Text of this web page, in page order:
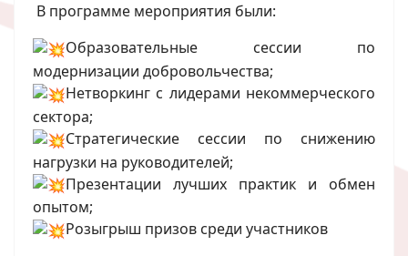
В программе мероприятия были:
Образовательные сессии по
модернизации добровольчества;
Нетворкинг с лидерами некоммерческого
сектора;
Стратегические сессии по снижению
нагрузки на руководителей;
Презентации лучших практик и обмен
опытом;
Розыгрыш призов среди участников